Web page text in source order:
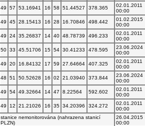
49 57 53.16941 16 58 51.44527 378.365
02.01.2011
00:00
49 45 28.15413 16 28 16.70846 498.442
01.02.2015
00:00
49 24 35.26837 14 40 48.78739 496.233
02.01.2011
00:00
50 33 45.51706 15 54 30.41233 478.595
23.06.2024
00:00
49 20 16.84132 17 59 27.64664 407.325
02.01.2011
00:00
48 51 50.52628 16 02 21.03940 373.844
23.06.2024
00:00
49 54 49.32664 14 47 8.22564 592.602
02.01.2011
00:00
49 12 21.21026 16 35 34.20396 324.272
02.01.2011
00:00
stanice nemonitorována (nahrazena stanicí
PLZN)
26.04.2015
00:00